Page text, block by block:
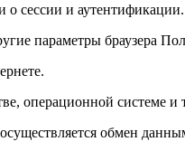
о сессии и аутентификации.
параметры браузера
операционной системе и
обмен